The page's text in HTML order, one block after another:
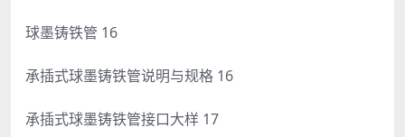
球墨铸铁管 16
承插式球墨铸铁管说明与规格 16
承插式球墨铸铁管接口大样 17